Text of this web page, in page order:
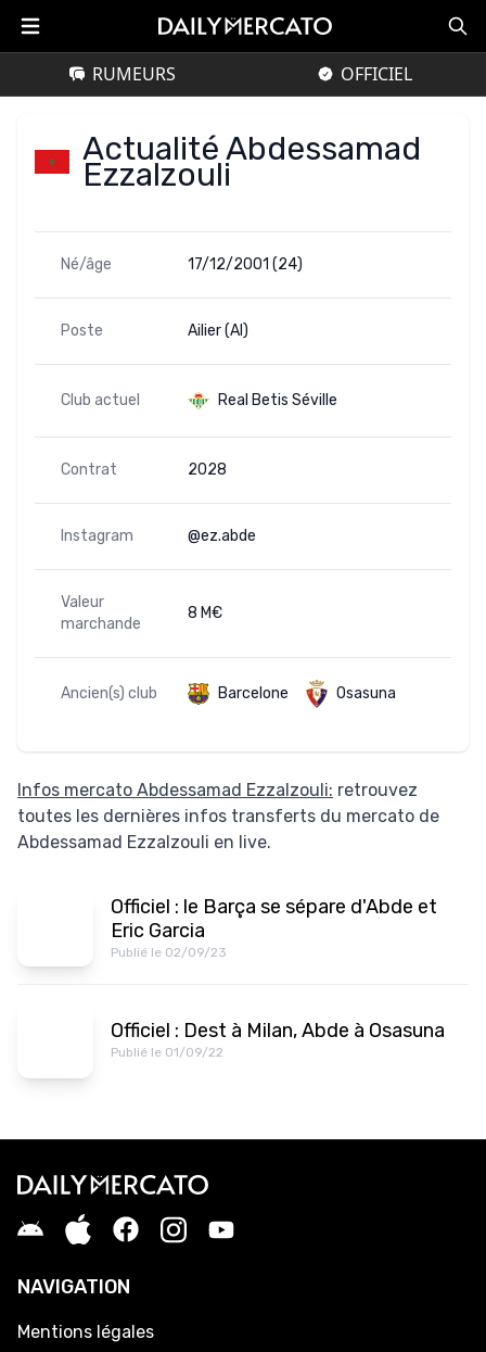
RUMEURS OFFICIEL
Actualité Abdessamad
Ezzalzouli
Né/âge 17/12/2001 (24)
Poste Ailier (AI)
Club actuel Real Betis Séville
Contrat 2028
Instagram @ez.abde
Valeur
marchande
8 M€
Ancien(s) club Barcelone Osasuna
Infos mercato Abdessamad Ezzalzouli: retrouvez
toutes les dernières infos transferts du mercato de
Abdessamad Ezzalzouli en live.
Officiel : le Barça se sépare d'Abde et
Eric Garcia
Publié le 02/09/23
Officiel : Dest à Milan, Abde à Osasuna
Publié le 01/09/22
NAVIGATION
Mentions légales